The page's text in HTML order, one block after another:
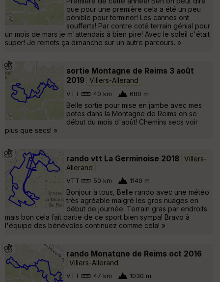
que pour une première cela a été un peu
pénible pour terminer! Les cannes ont
soufferts! Par contre coté terrain génial pour
un mois de mars je m'attendais à bien pire! Avec le soleil c'était
super! Je remets ça dimanche sur un autre parcours. »
sortie Montagne de Reims 3 août
2019
Villers-Allerand
VTT 40 km 680 m
Belle sortie pour mise en jambe avec mes
potes dans la Montagne de Reims en se
début du mois d'août! Chemins secs voir
plus que secs! »
rando vtt La Germinoise 2018
Villers-
Allerand
VTT 50 km 1140 m
Bonjour à tous, Belle rando avec une météo
très agréable malgré les gros nuages en
début de journée. Terrain gras par endroits
mais bon cela fait partie de ce sport bien sympa! Bravo à
l'équipe des bénévoles continuez comme cela! »
rando Monatgne de Reims oct 2016
Villers-Allerand
VTT 47 km 1030 m